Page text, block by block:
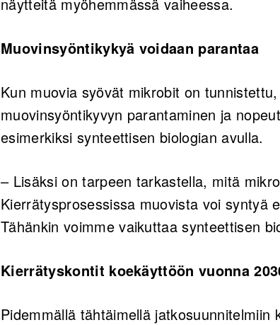
Muovinsyöntikykyä voidaan parantaa
Kun muovia syövät mikrobit on
muovinsyöntikyvyn parantaminen ja
esimerkiksi synteettisen biologian avulla.
– Lisäksi on tarpeen tarkastella, mitä
Kierrätysprosessissa muovista voi syntyä
Tähänkin voimme vaikuttaa synteettisen
Kierrätyskontit koekäyttöön vuonna
Pidemmällä tähtäimellä jatkosuunnitelmiin